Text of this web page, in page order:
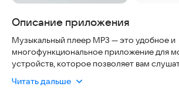
Описание приложения
Музыкальный плеер MP3 — это удобное и
многофункциональное приложение для
устройств, которое позволяет вам
поддерживает работу в автономном
Читать дальше